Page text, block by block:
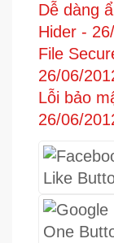
Dễ dàng
Hider -
File
26/06/
Lỗi bảo
26/06/